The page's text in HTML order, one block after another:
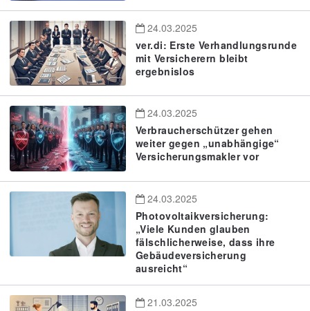
24.03.2025
ver.di: Erste Verhandlungsrunde
mit Versicherern bleibt
ergebnislos
24.03.2025
Verbraucherschützer gehen
weiter gegen „unabhängige“
Versicherungsmakler vor
24.03.2025
Photovoltaikversicherung:
„Viele Kunden glauben
fälschlicherweise, dass ihre
Gebäudeversicherung
ausreicht“
21.03.2025